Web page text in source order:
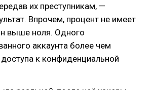
их преступникам, —
Впрочем, процент не имеет
выше ноля. Одного
аккаунта более чем
к конфиденциальной